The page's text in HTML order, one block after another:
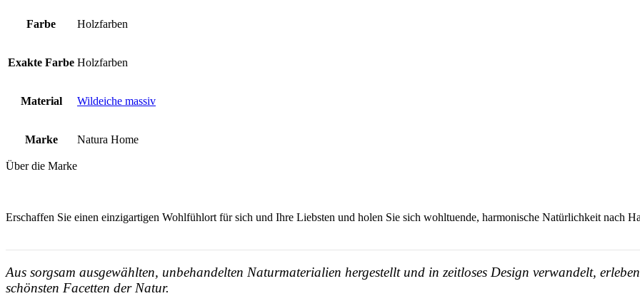
Farbe Holzfarben
Exakte Farbe Holzfarben
Material Wildeiche massiv
Marke Natura Home
Über die Marke
Erschaffen Sie einen einzigartigen Wohlfühlort für sich und Ihre Liebsten und holen Sie sich wohltuende, harmonische Natürlichkeit nach
Aus sorgsam ausgewählten, unbehandelten Naturmaterialien hergestellt und in zeitloses Design verwandelt,
schönsten Facetten der Natur.